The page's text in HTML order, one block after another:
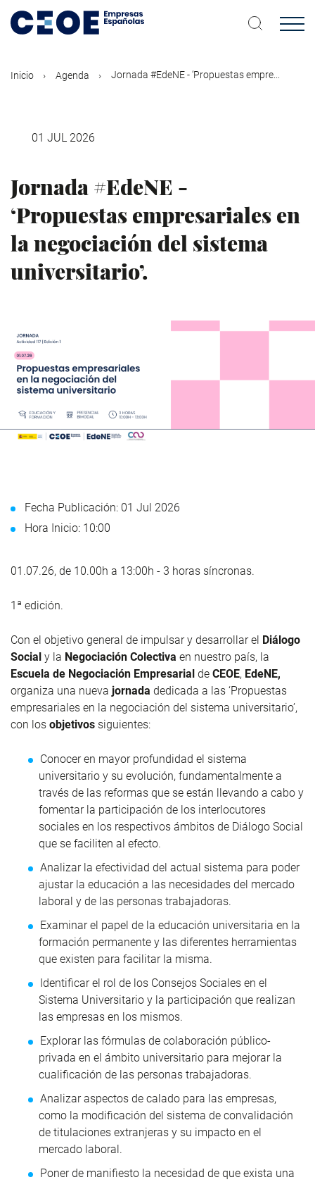
contenido
Inicio Agenda Jornada #EdeNE - ‘Propuestas empre...
01 JUL 2026
Jornada #EdeNE -
‘Propuestas empresariales en
la negociación del sistema
universitario’.
Fecha Publicación: 01 Jul 2026
Hora Inicio: 10:00
01.07.26, de 10.00h a 13:00h - 3 horas síncronas.
1ª edición.
Con el objetivo general de impulsar y desarrollar el Diálogo
Social y la Negociación Colectiva en nuestro país, la
Escuela de Negociación Empresarial de CEOE, EdeNE,
organiza una nueva jornada dedicada a las ‘Propuestas
empresariales en la negociación del sistema universitario’,
con los objetivos siguientes:
Conocer en mayor profundidad el sistema
universitario y su evolución, fundamentalmente a
través de las reformas que se están llevando a cabo y
fomentar la participación de los interlocutores
sociales en los respectivos ámbitos de Diálogo Social
que se faciliten al efecto.
Analizar la efectividad del actual sistema para poder
ajustar la educación a las necesidades del mercado
laboral y de las personas trabajadoras.
Examinar el papel de la educación universitaria en la
formación permanente y las diferentes herramientas
que existen para facilitar la misma.
Identificar el rol de los Consejos Sociales en el
Sistema Universitario y la participación que realizan
las empresas en los mismos.
Explorar las fórmulas de colaboración público-
privada en el ámbito universitario para mejorar la
cualificación de las personas trabajadoras.
Analizar aspectos de calado para las empresas,
como la modificación del sistema de convalidación
de titulaciones extranjeras y su impacto en el
mercado laboral.
Poner de manifiesto la necesidad de que exista una